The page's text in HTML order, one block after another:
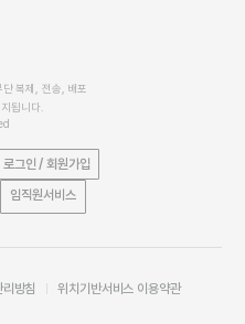
복제, 전송, 배포
됩니다.
로그인 / 회원가입
임직원서비스
방침
위치기반서비스 이용약관